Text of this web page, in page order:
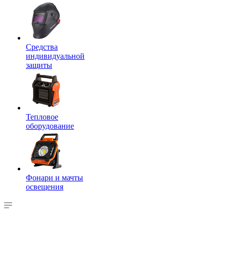
Средства
индивидуальной
защиты
Тепловое
оборудование
Фонари и мачты
освещения